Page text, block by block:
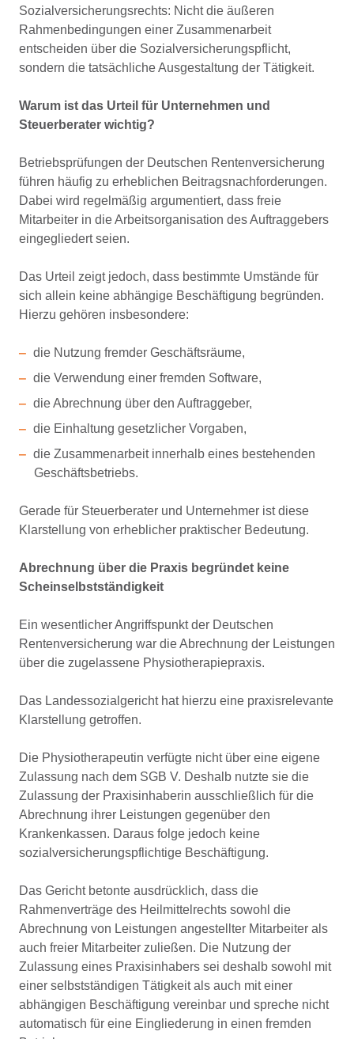
Sozialversicherungsrechts: Nicht die äußeren
Rahmenbedingungen einer Zusammenarbeit
entscheiden über die Sozialversicherungspflicht,
sondern die tatsächliche Ausgestaltung der Tätigkeit.
Warum ist das Urteil für Unternehmen und
Steuerberater wichtig?
Betriebsprüfungen der Deutschen Rentenversicherung
führen häufig zu erheblichen Beitragsnachforderungen.
Dabei wird regelmäßig argumentiert, dass freie
Mitarbeiter in die Arbeitsorganisation des Auftraggebers
eingegliedert seien.
Das Urteil zeigt jedoch, dass bestimmte Umstände für
sich allein keine abhängige Beschäftigung begründen.
Hierzu gehören insbesondere:
die Nutzung fremder Geschäftsräume,
die Verwendung einer fremden Software,
die Abrechnung über den Auftraggeber,
die Einhaltung gesetzlicher Vorgaben,
die Zusammenarbeit innerhalb eines bestehenden
Geschäftsbetriebs.
Gerade für Steuerberater und Unternehmer ist diese
Klarstellung von erheblicher praktischer Bedeutung.
Abrechnung über die Praxis begründet keine
Scheinselbstständigkeit
Ein wesentlicher Angriffspunkt der Deutschen
Rentenversicherung war die Abrechnung der Leistungen
über die zugelassene Physiotherapiepraxis.
Das Landessozialgericht hat hierzu eine praxisrelevante
Klarstellung getroffen.
Die Physiotherapeutin verfügte nicht über eine eigene
Zulassung nach dem SGB V. Deshalb nutzte sie die
Zulassung der Praxisinhaberin ausschließlich für die
Abrechnung ihrer Leistungen gegenüber den
Krankenkassen. Daraus folge jedoch keine
sozialversicherungspflichtige Beschäftigung.
Das Gericht betonte ausdrücklich, dass die
Rahmenverträge des Heilmittelrechts sowohl die
Abrechnung von Leistungen angestellter Mitarbeiter als
auch freier Mitarbeiter zuließen. Die Nutzung der
Zulassung eines Praxisinhabers sei deshalb sowohl mit
einer selbstständigen Tätigkeit als auch mit einer
abhängigen Beschäftigung vereinbar und spreche nicht
automatisch für eine Eingliederung in einen fremden